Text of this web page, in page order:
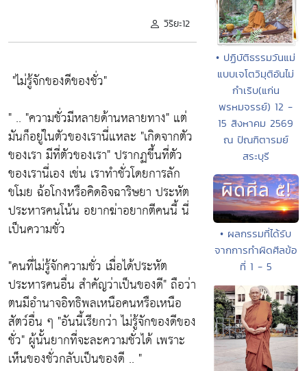
วิริยะ12
"ไม่รู้จักของดีของชั่ว"
" .. "ความชั่วมีหลายด้านหลายทาง" แต่
มันก็อยู่ในตัวของเรานี่แหละ "เกิดจากตัว
ของเรา มีที่ตัวของเรา"ปรากฏขึ้นที่ตัว
ของเรานี่เอง เช่น เราทำชั่วโดยการลัก
ขโมย ฉ้อโกงหรือคิดอิจฉาริษยา ประหัต
ประหารคนโน้น อยากฆ่าอยากตีคนนี้ นี่
เป็นความชั่ว
"คนที่ไม่รู้จักความชั่ว เมื่อได้ประหัต
ประหารคนอื่น สำคัญว่าเป็นของดี"ถือว่า
ตนมีอำนาจอิทธิพลเหนือคนหรือเหนือ
สัตว์อื่น ๆ "อันนี้เรียกว่า ไม่รู้จักของดีของ
ชั่ว" ผู้นั้นยากที่จะละความชั่วได้ เพราะ
เห็นของชั่วกลับเป็นของดี .. "
• ปฏิบัติธรรมวันแม่
แบบเจโตวิมุติอันไม่
กำเริบ(แก่น
พรหมจรรย์) 12 -
15 สิงหาคม 2569
ณ ปัณฑิตารมย์
สระบุรี
• ผลกรรมที่ได้รับ
จากการทำผิดศีลข้อ
ที่ 1 - 5